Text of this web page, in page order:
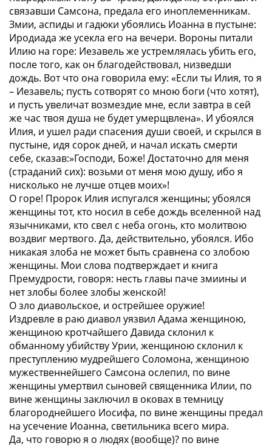
связавши Самсона, предала его иноплеменникам.
Змии, аспиды и гадюки убоялись Иоанна в пустыне:
Иродиада же усекла его на вечери. Вороны питали
Илию на горе: Иезавель же устремлялась убить его,
после того, как он благодействовал, низведши
дождь. Вот что она говорила ему: «Если ты Илия, то я
– Иезавель; пусть сотворят со мною боги (что хотят),
и пусть увеличат возмездие мне, если завтра в сей
же час твоя душа не будет умерщвлена». И убоялся
Илия, и ушел ради спасения души своей, и скрылся в
пустыне, идя сорок дней, и начал искать смерти
себе, сказав:»Господи, Боже! Достаточно для меня
(страданий сих): возьми от меня мою душу, ибо я
нисколько не лучше отцев моих»!
О горе! Пророк Илия испугался женщины; убоялся
женщины тот, кто носил в себе дождь вселенной над
язычниками, кто свел с неба огонь, кто молитвою
воздвиг мертвого. Да, действительно, убоялся. Ибо
никакая злоба не может быть сравнена со злобою
женщины. Мои слова подтверждает и книга
Премудрости, говоря: несть главы паче змиины и
нет злобы более злобы женской!
О зло диавольское, и острейшее оружие!
Издревле в раю диавол уязвил Адама женщиною,
женщиною кротчайшего Давида склонил к
обманному убийству Урии, женщиною склонил к
преступлению мудрейшего Соломона, женщиною
мужественнейшего Самсона ослепил, по вине
женщины умертвил сыновей священника Илии, по
вине женщины заключил в оковах в темницу
благороднейшего Иосифа, по вине женщины предал
на усечение Иоанна, светильника всего мира.
Да, что говорю я о людях (вообще)? по вине